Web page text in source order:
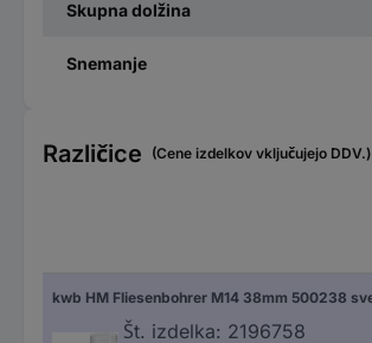
Skupna dolžina
Snemanje
Različice (Cene izdelkov vključujejo DDV.)
Št. izdelka: 2196758